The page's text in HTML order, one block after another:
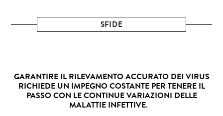
SFIDE
GARANTIRE IL RILEVAMENTO ACCURATO DEI VIRUS
RICHIEDE UN IMPEGNO COSTANTE PER TENERE IL
PASSO CON LE CONTINUE VARIAZIONI DELLE
MALATTIE INFETTIVE.